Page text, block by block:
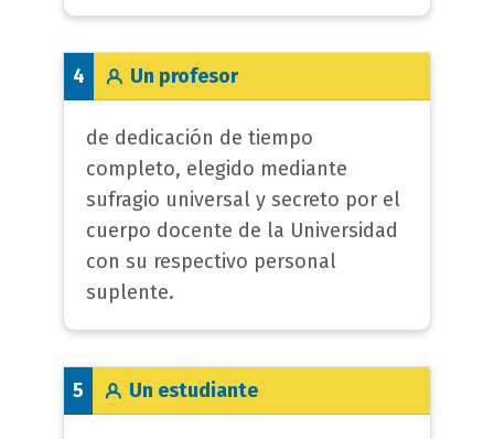
4 Un profesor
de dedicación de tiempo
completo, elegido mediante
sufragio universal y secreto por el
cuerpo docente de la Universidad
con su respectivo personal
suplente.
5 Un estudiante